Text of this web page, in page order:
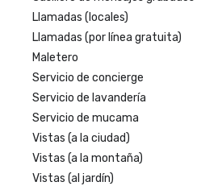
Llamadas (locales)
Llamadas (por línea gratuita)
Maletero
Servicio de concierge
Servicio de lavandería
Servicio de mucama
Vistas (a la ciudad)
Vistas (a la montaña)
Vistas (al jardín)